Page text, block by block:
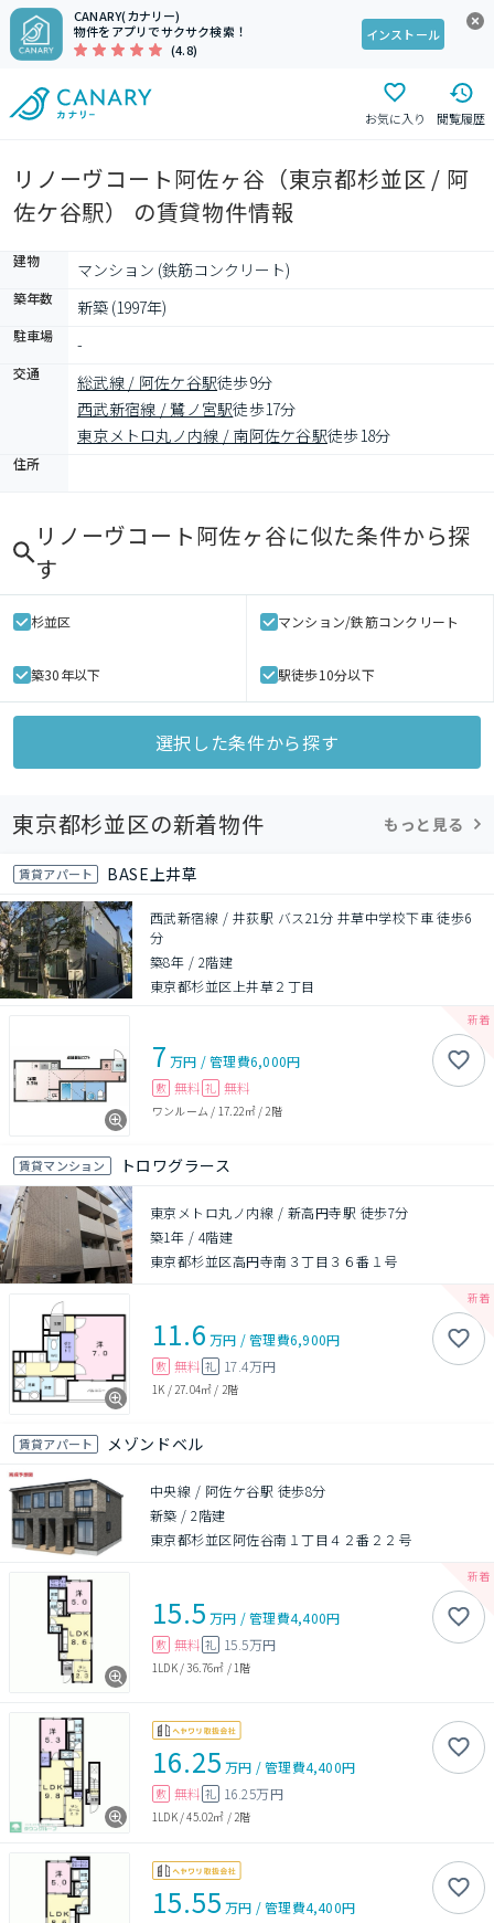
CANARY(カナリー)
物件をアプリでサクサク検索！
(4.8)
インストール
お気に入り 閲覧履歴
リノーヴコート阿佐ヶ谷（東京都杉並区 / 阿
佐ケ谷駅） の賃貸物件情報
建物 マンション (鉄筋コンクリート)
築年数 新築 (1997年)
駐車場 -
交通 総武線 / 阿佐ケ谷駅徒歩9分
西武新宿線 / 鷺ノ宮駅徒歩17分
東京メトロ丸ノ内線 / 南阿佐ケ谷駅徒歩18分
住所
リノーヴコート阿佐ヶ谷に似た条件から探
す
杉並区 マンション/鉄筋コンクリート
築30年以下 駅徒歩10分以下
選択した条件から探す
東京都杉並区の新着物件 もっと見る
賃貸アパート BASE上井草
西武新宿線 / 井荻駅 バス21分 井草中学校下車 徒歩6
分
築8年 / 2階建
東京都杉並区上井草２丁目
7 万円 /管理費6,000円
敷 無料 礼 無料
ワンルーム / 17.22㎡/ 2階
賃貸マンション トロワグラース
東京メトロ丸ノ内線 / 新高円寺駅 徒歩7分
築1年 / 4階建
東京都杉並区高円寺南３丁目３６番１号
11.6 万円 /管理費6,900円
敷 無料 礼 17.4万円
1K / 27.04㎡ / 2階
賃貸アパート メゾンドベル
中央線 / 阿佐ケ谷駅 徒歩8分
新築 /2階建
東京都杉並区阿佐谷南１丁目４２番２２号
15.5 万円 /管理費4,400円
敷 無料 礼 15.5万円
1LDK/36.76㎡ / 1階
16.25 万円 /管理費4,400円
敷 無料 礼 16.25万円
1LDK/45.02㎡ /2階
15.55 万円 /管理費4,400円